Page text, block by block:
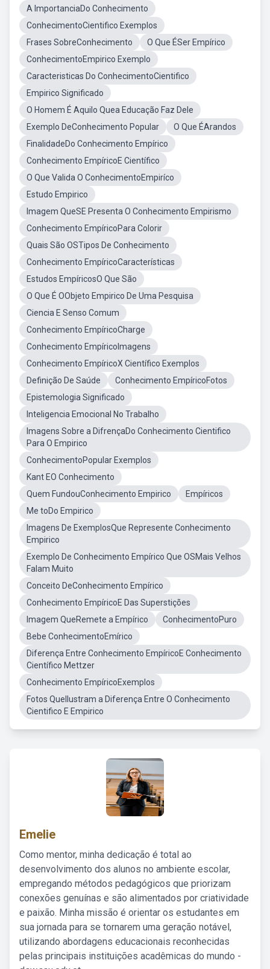
A ImportanciaDo Conhecimento
ConhecimentoCientifico Exemplos
Frases SobreConhecimento
O Que ÉSer Empírico
ConhecimentoEmpirico Exemplo
Caracteristicas Do ConhecimentoCientifico
Empirico Significado
O Homem É Aquilo Quea Educação Faz Dele
Exemplo DeConhecimento Popular
O Que ÉArandos
FinalidadeDo Conhecimento Empírico
Conhecimento EmpíricoE Científico
O Que Valida O ConhecimentoEmpiríco
Estudo Empirico
Imagem QueSE Presenta O Conhecimento Empirismo
Conhecimento EmpíricoPara Colorir
Quais São OSTipos De Conhecimento
Conhecimento EmpíricoCaracterísticas
Estudos EmpíricosO Que São
O Que É OObjeto Empirico De Uma Pesquisa
Ciencia E Senso Comum
Conhecimento EmpíricoCharge
Conhecimento EmpíricoImagens
Conhecimento EmpíricoX Científico Exemplos
Definição De Saúde
Conhecimento EmpíricoFotos
Epistemologia Significado
Inteligencia Emocional No Trabalho
Imagens Sobre a DifrençaDo Conhecimento Cientifico
Para O Empirico
ConhecimentoPopular Exemplos
Kant EO Conhecimento
Quem FundouConhecimento Empirico
Empíricos
Me toDo Empirico
Imagens De ExemplosQue Represente Conhecimento
Empirico
Exemplo De Conhecimento Empírico Que OSMais Velhos
Falam Muito
Conceito DeConhecimento Empírico
Conhecimento EmpíricoE Das Superstições
Imagem QueRemete a Empírico
ConhecimentoPuro
Bebe ConhecimentoEmírico
Diferença Entre Conhecimento EmpíricoE Conhecimento
Científico Mettzer
Conhecimento EmpíricoExemplos
Fotos QueIlustram a Diferença Entre O Conhecimento
Cientifico E Empirico
Emelie
Como mentor, minha dedicação é total ao
desenvolvimento dos alunos no ambiente escolar,
empregando métodos pedagógicos que priorizam
conexões genuínas e são alimentados por criatividade
e paixão. Minha missão é orientar os estudantes em
sua jornada para se tornarem uma geração notável,
utilizando abordagens educacionais reconhecidas
pelas principais instituições acadêmicas do mundo -